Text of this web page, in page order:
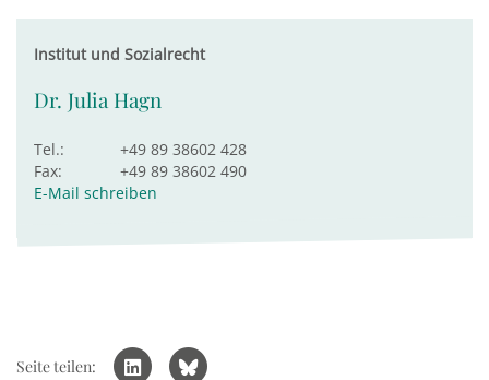
Institut und Sozialrecht
Dr. Julia Hagn
Tel.:
+49 89 38602 428
Fax:
+49 89 38602 490
E-Mail schreiben
Seite teilen: